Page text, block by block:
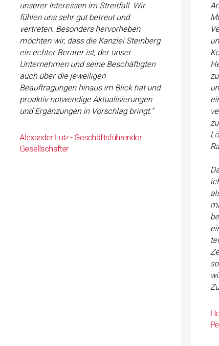
unserer Interessen im Streitfall. Wir
fühlen uns sehr gut betreut und
vertreten. Besonders hervorheben
möchten wir, dass die Kanzlei Steinberg
ein echter Berater ist, der unser
Unternehmen und seine Beschäftigten
auch über die jeweiligen
Beauftragungen hinaus im Blick hat und
proaktiv notwendige Aktualisierungen
und Ergänzungen in Vorschlag bringt.“
Alexander Lutz - Geschäftsführender
Gesellschafter